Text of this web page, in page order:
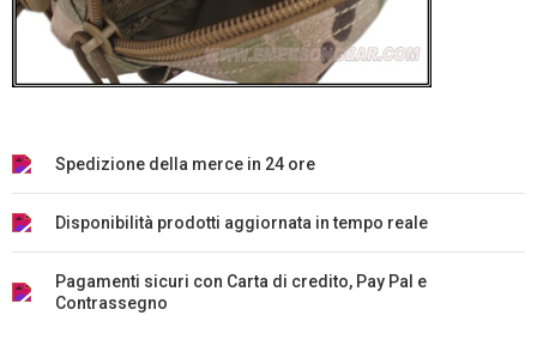
Spedizione della merce in 24 ore
Disponibilità prodotti aggiornata in tempo reale
Pagamenti sicuri con Carta di credito, Pay Pal e
Contrassegno